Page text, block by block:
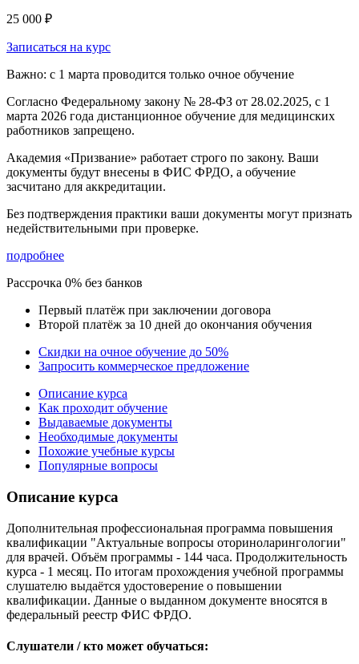
25 000 ₽
Записаться на курс
Важно: с 1 марта проводится только очное обучение
Согласно Федеральному закону № 28-ФЗ от 28.02.2025, с 1
марта 2026 года дистанционное обучение для медицинских
работников запрещено.
Академия «Призвание» работает строго по закону. Ваши
документы будут внесены в ФИС ФРДО, а обучение
засчитано для аккредитации.
Без подтверждения практики ваши документы могут признать
недействительными при проверке.
подробнее
Рассрочка 0% без банков
Первый платёж при заключении договора
Второй платёж за 10 дней до окончания обучения
Скидки на очное обучение до 50%
Запросить коммерческое предложение
Описание курса
Как проходит обучение
Выдаваемые документы
Необходимые документы
Похожие учебные курсы
Популярные вопросы
Описание курса
Дополнительная профессиональная программа повышения
квалификации "Актуальные вопросы оториноларингологии"
для врачей. Объём программы - 144 часа. Продолжительность
курса - 1 месяц. По итогам прохождения учебной программы
слушателю выдаётся удостоверение о повышении
квалификации. Данные о выданном документе вносятся в
федеральный реестр ФИС ФРДО.
Слушатели / кто может обучаться: